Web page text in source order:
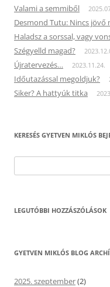
Valami a semmiből
Desmond Tutu: Nincs jövő
Haladsz a sorssal, vagy
Szégyelld magad?
Újratervezés… 2023.11.24.
Időutazással megoldjuk?
Siker? A hattyúk titka
KERESÉS GYETVEN MIKLÓS
LEGUTÓBBI HOZZÁSZÓLÁSOK
GYETVEN MIKLÓS BLOG
2025. szeptember(2)